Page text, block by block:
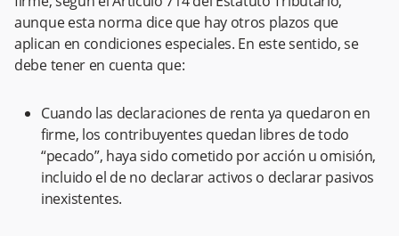
aunque esta norma dice que hay otros plazos que
aplican en condiciones especiales. En este sentido, se
debe tener en cuenta que:
Cuando las declaraciones de renta ya quedaron en
firme, los contribuyentes quedan libres de todo
“pecado”, haya sido cometido por acción u omisión,
incluido el de no declarar activos o declarar pasivos
inexistentes.